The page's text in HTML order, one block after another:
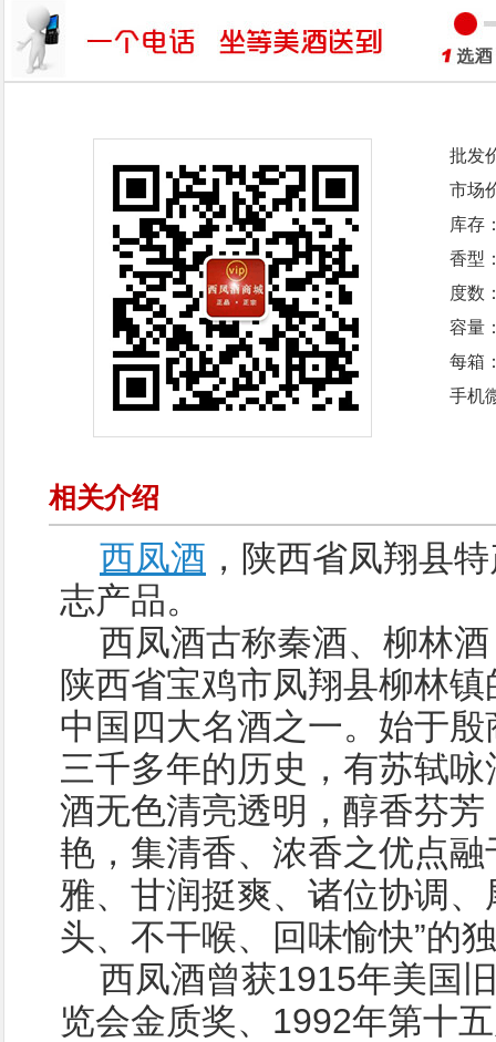
批发
市场
库存
香型
度数
容量
每箱
手机
相关介绍
西凤酒 ，陕西省凤翔县
志产品。
西凤酒古称秦酒、柳林酒
陕西省宝鸡市凤翔县柳林
中国四大名酒之一。始于
三千多年的历史，有苏轼
酒无色清亮透明，醇香芬
艳，集清香、浓香之优点融
雅、甘润挺爽、诸位协调、
头、不干喉、回味愉快”的
西凤酒曾获1915年美国
览会金质奖、1992年第十